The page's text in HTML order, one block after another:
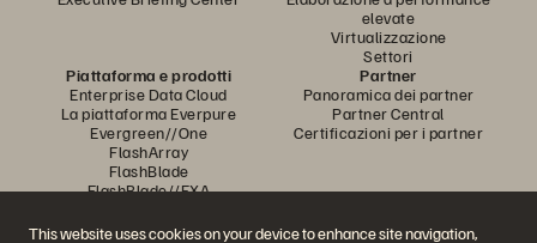
This website uses cookies on your device to enhance site navigation,
elevate
Virtualizzazione
Settori
Piattaforma e prodotti
Enterprise Data Cloud
La piattaforma Everpure
Evergreen//One
FlashArray
FlashBlade
FlashBlade//EXA
Portworx
Partner
Panoramica dei partner
Partner Central
Certificazioni per i partner